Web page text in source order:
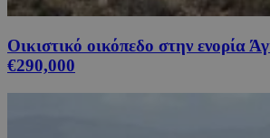
Οικιστικό οικόπεδο στην ενορία
€290,000